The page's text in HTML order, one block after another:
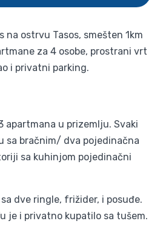
na ostrvu Tasos, smešten 1km
za 4 osobe, prostrani vrt
i privatni parking.
apartmana u prizemlju. Svaki
sa bračnim/ dva pojedinačna
sa kuhinjom pojedinačni
dve ringle, frižider, i posuđe.
je i privatno kupatilo sa tušem.